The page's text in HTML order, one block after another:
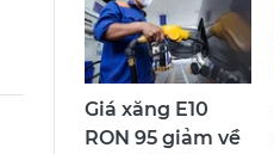
Giá xăng E10
RON 95 giảm về